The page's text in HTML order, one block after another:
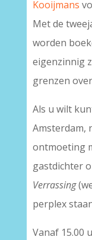
Kooijmans
Met de
worden
eigenzinnig
grenzen
Als u wilt
Amsterdam,
ontmoeting
gastdichter
Verrassing
perplex
Vanaf 15.00